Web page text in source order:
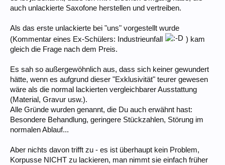
auch unlackierte Saxofone herstellen und vertreiben.
Als das erste unlackierte bei "uns" vorgestellt wurde
(Kommentar eines Ex-Schülers: Industrieunfall
) kam
gleich die Frage nach dem Preis.
Es sah so außergewöhnlich aus, dass sich keiner gewundert
hätte, wenn es aufgrund dieser "Exklusivität" teurer gewesen
wäre als die normal lackierten vergleichbarer Ausstattung
(Material, Gravur usw.).
Alle Gründe wurden genannt, die Du auch erwähnt hast:
Besondere Behandlung, geringere Stückzahlen, Störung im
normalen Ablauf...
Aber nichts davon trifft zu - es ist überhaupt kein Problem,
Korpusse NICHT zu lackieren, man nimmt sie einfach früher